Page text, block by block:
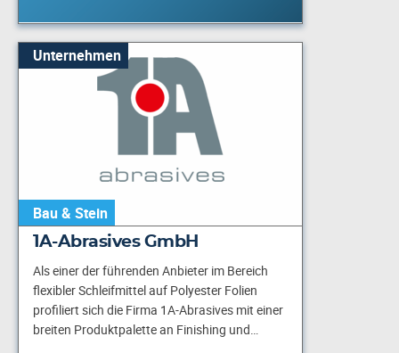
Unternehmen
Bau & Stein
1A-Abrasives GmbH
Als einer der führenden Anbieter im Bereich
flexibler Schleifmittel auf Polyester Folien
profiliert sich die Firma 1A-Abrasives mit einer
breiten Produktpalette an Finishing und…